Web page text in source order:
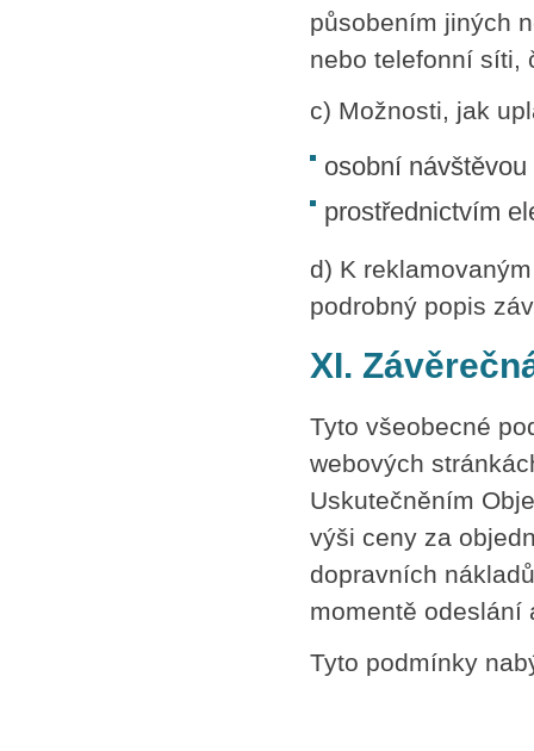
působením jiných
nebo telefonní síti,
c) Možnosti, jak
osobní
prostřednictvím
d) K
podrobný popis
XI.
Tyto všeobecné
webových
Uskutečněním
výši ceny za
dopravních
momentě odeslání
Tyto podmínky